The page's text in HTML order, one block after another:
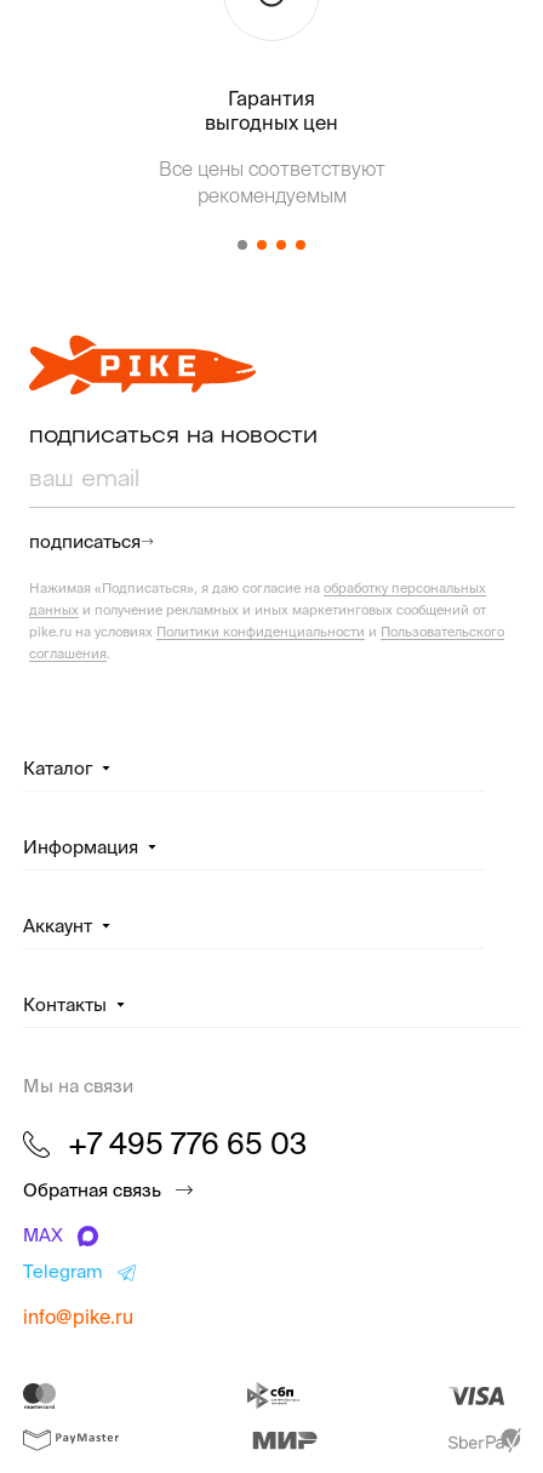
Гарантия
выгодных цен
Все цены соответствуют
рекомендуемым
подписаться на новости
подписаться
Нажимая «Подписаться», я даю согласие на обработку персональных
данных и получение рекламных и иных маркетинговых сообщений от
pike.ru на условиях Политики конфиденциальности и Пользовательского
соглашения
Каталог
Информация
Аккаунт
Контакты
Мы на связи
+7 495 776 65 03
Обратная связь
MAX
Telegram
info@pike.ru